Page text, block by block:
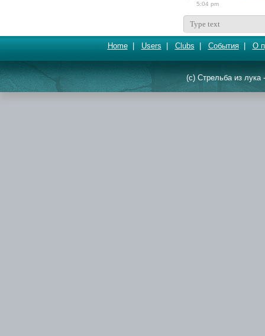
5:04 pm
Home| Users Clubs События| О
(c) Стрельба из лука